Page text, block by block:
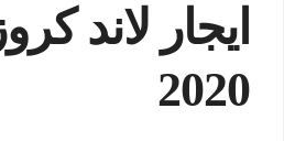
ايجار لاند
2020